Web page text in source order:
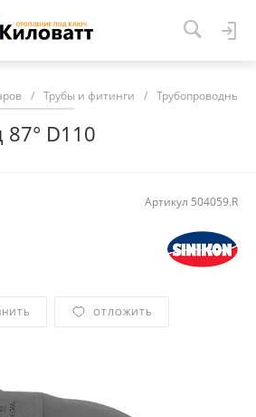
/ Трубы и фитинги / Трубопроводные
D110
Артикул 504059.R
ОТЛОЖИТЬ